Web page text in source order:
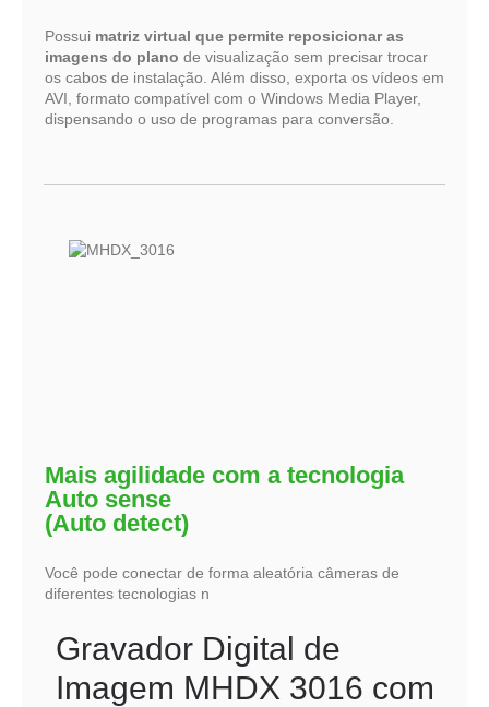
Possui matriz virtual que permite reposicionar as
imagens do plano de visualização sem precisar trocar
os cabos de instalação. Além disso, exporta os vídeos em
AVI, formato compatível com o Windows Media Player,
dispensando o uso de programas para conversão.
Mais agilidade com a tecnologia
Auto sense
(Auto detect)
Você pode conectar de forma aleatória câmeras de
diferentes tecnologias n
Gravador Digital de
Imagem MHDX 3016 com